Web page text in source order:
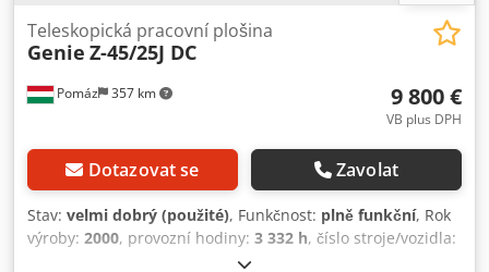
Pomáz 357 km
Teleskopická pracovní plošina
Genie Z-45/25J DC
9 800 €
VB plus DPH
Dotazovat se Zavolat
Stav: velmi dobrý (použité), Funkčnost: plně funkční, Rok
výroby: 2000, provozní hodiny: 3 332 h, číslo stroje/vozidla:
, zdvihová výška: